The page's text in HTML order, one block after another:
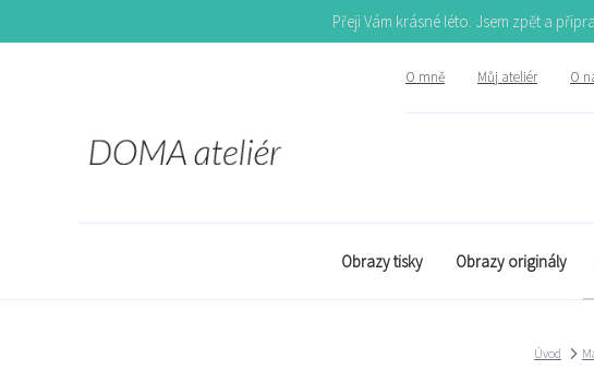
Přeji Vám krásné léto. Jsem zpět a
O mně Můj ateliér O
Obrazy tisky Obrazy originály
Úvod